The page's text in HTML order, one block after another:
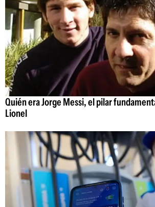
Quién era Jorge Messi, el pilar
Lionel